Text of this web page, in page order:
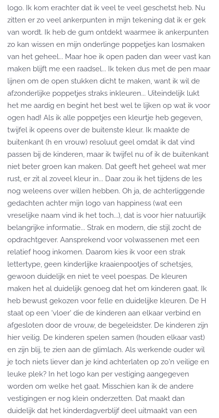
logo. Ik kom erachter dat ik veel te veel geschetst heb. Nu
zitten er zo veel ankerpunten in mijn tekening dat ik er gek
van wordt. Ik heb de gum ontdekt waarmee ik ankerpunten
zo kan wissen en mijn onderlinge poppetjes kan losmaken
van het geheel... Maar hoe ik open paden dan weer vast kan
maken blijft me een raadsel... Ik teken dus met de pen maar
lijnen om de open stukken dicht te maken, want ik wil de
afzonderlijke poppetjes straks inkleuren... Uiteindelijk lukt
het me aardig en begint het best wel te lijken op wat ik voor
ogen had! Als ik alle poppetjes een kleurtje heb gegeven,
twijfel ik opeens over de buitenste kleur. Ik maakte de
buitenkant (h en vrouw) resoluut geel omdat ik dat vind
passen bij de kinderen, maar ik twijfel nu of ik de buitenkant
niet beter groen kan maken. Dat geeft het geheel wat mer
rust, er zit al zoveel kleur in... Daar zou ik het tijdens de les
nog weleens over willen hebben. Oh ja, de achterliggende
gedachten achter mijn logo van happiness (wat een
vreselijke naam vind ik het toch...), dat is voor hier natuurlijk
belangrijke informatie... Strak en modern, die stijl zocht de
opdrachtgever. Aansprekend voor volwassenen met een
relatief hoog inkomen. Daarom kies ik voor een strak
lettertype, geen kinderlijke kraaienpootjes of schetsjes,
gewoon duidelijk en niet te veel poespas. De kleuren
maken het al duidelijk genoeg dat het om kinderen gaat. Ik
heb bewust gekozen voor felle en duidelijke kleuren. De H
staat op een 'vloer' die de kinderen aan elkaar verbind en
afgesloten door de vrouw, de begeleidster. De kinderen zijn
hier veilig. De kinderen spelen samen (houden elkaar vast)
en zijn blij, te zien aan de glimlach. Als werkende ouder wil
je toch niets liever dan je kind achterlaten op zo'n veilige en
leuke plek? In het logo kan per vestiging aangegeven
worden om welke het gaat. Misschien kan ik de andere
vestigingen er nog klein onderzetten. Dat maakt dan
duidelijk dat het kinderdagverblijf deel uitmaakt van een